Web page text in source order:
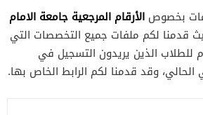
بخصوص الأرقام المرجعية جامعة الامام
قدمنا لكم ملفات جميع التخصصات التي
للطلاب الذين يريدون التسجيل في
وقد قدمنا لكم الرابط الخاص بها.